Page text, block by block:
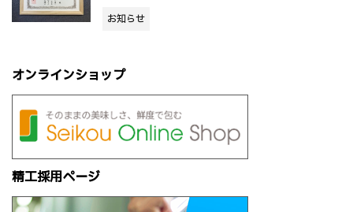
お知らせ
オンラインショップ
精工採用ページ